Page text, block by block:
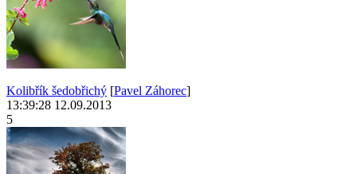
Kolibřík šedobřichý [Pavel Záhorec]
13:39:28 12.09.2013
5